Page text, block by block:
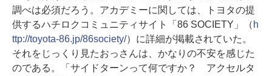
調べは必須だろう。アカデミーに関しては、トヨタの提
供するハチロクコミュニティサイト「86 SOCIETY」（ h
ttp://toyota-86.jp/86society/）に詳細が掲載されていた。
それをじっくり見たおっさんは、かなりの不安を感じた
のである。「サイドターンって何ですか？ アクセルタ